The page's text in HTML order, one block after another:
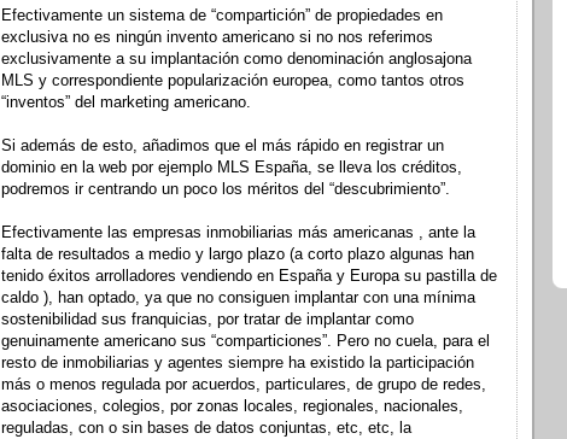
Efectivamente un sistema de “compartición” de propiedades en
exclusiva no es ningún invento americano si no nos referimos
exclusivamente a su implantación como denominación anglosajona
MLS y correspondiente popularización europea, como tantos otros
“inventos” del marketing americano.
Si además de esto, añadimos que el más rápido en registrar un
dominio en la web por ejemplo MLS España, se lleva los créditos,
podremos ir centrando un poco los méritos del “descubrimiento”.
Efectivamente las empresas inmobiliarias más americanas , ante la
falta de resultados a medio y largo plazo (a corto plazo algunas han
tenido éxitos arrolladores vendiendo en España y Europa su pastilla de
caldo ), han optado, ya que no consiguen implantar con una mínima
sostenibilidad sus franquicias, por tratar de implantar como
genuinamente americano sus “comparticiones”. Pero no cuela, para el
resto de inmobiliarias y agentes siempre ha existido la participación
más o menos regulada por acuerdos, particulares, de grupo de redes,
asociaciones, colegios, por zonas locales, regionales, nacionales,
reguladas, con o sin bases de datos conjuntas, etc, etc, la